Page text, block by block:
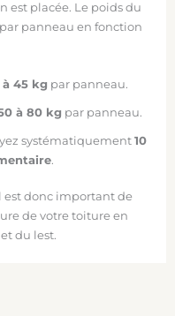
est placée. Le poids du
panneau en fonction
à 45 kg par panneau.
à 80 kg par panneau.
systématiquement10
.
est donc important de
de votre toiture en
du lest.